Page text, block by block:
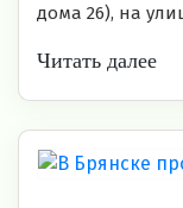
дома 26), на
Читать далее